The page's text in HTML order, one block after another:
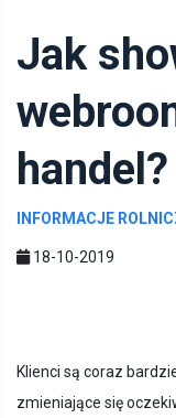
Jak
handel?
INFORMACJE
18-10-2019
Klienci są coraz
zmieniające się